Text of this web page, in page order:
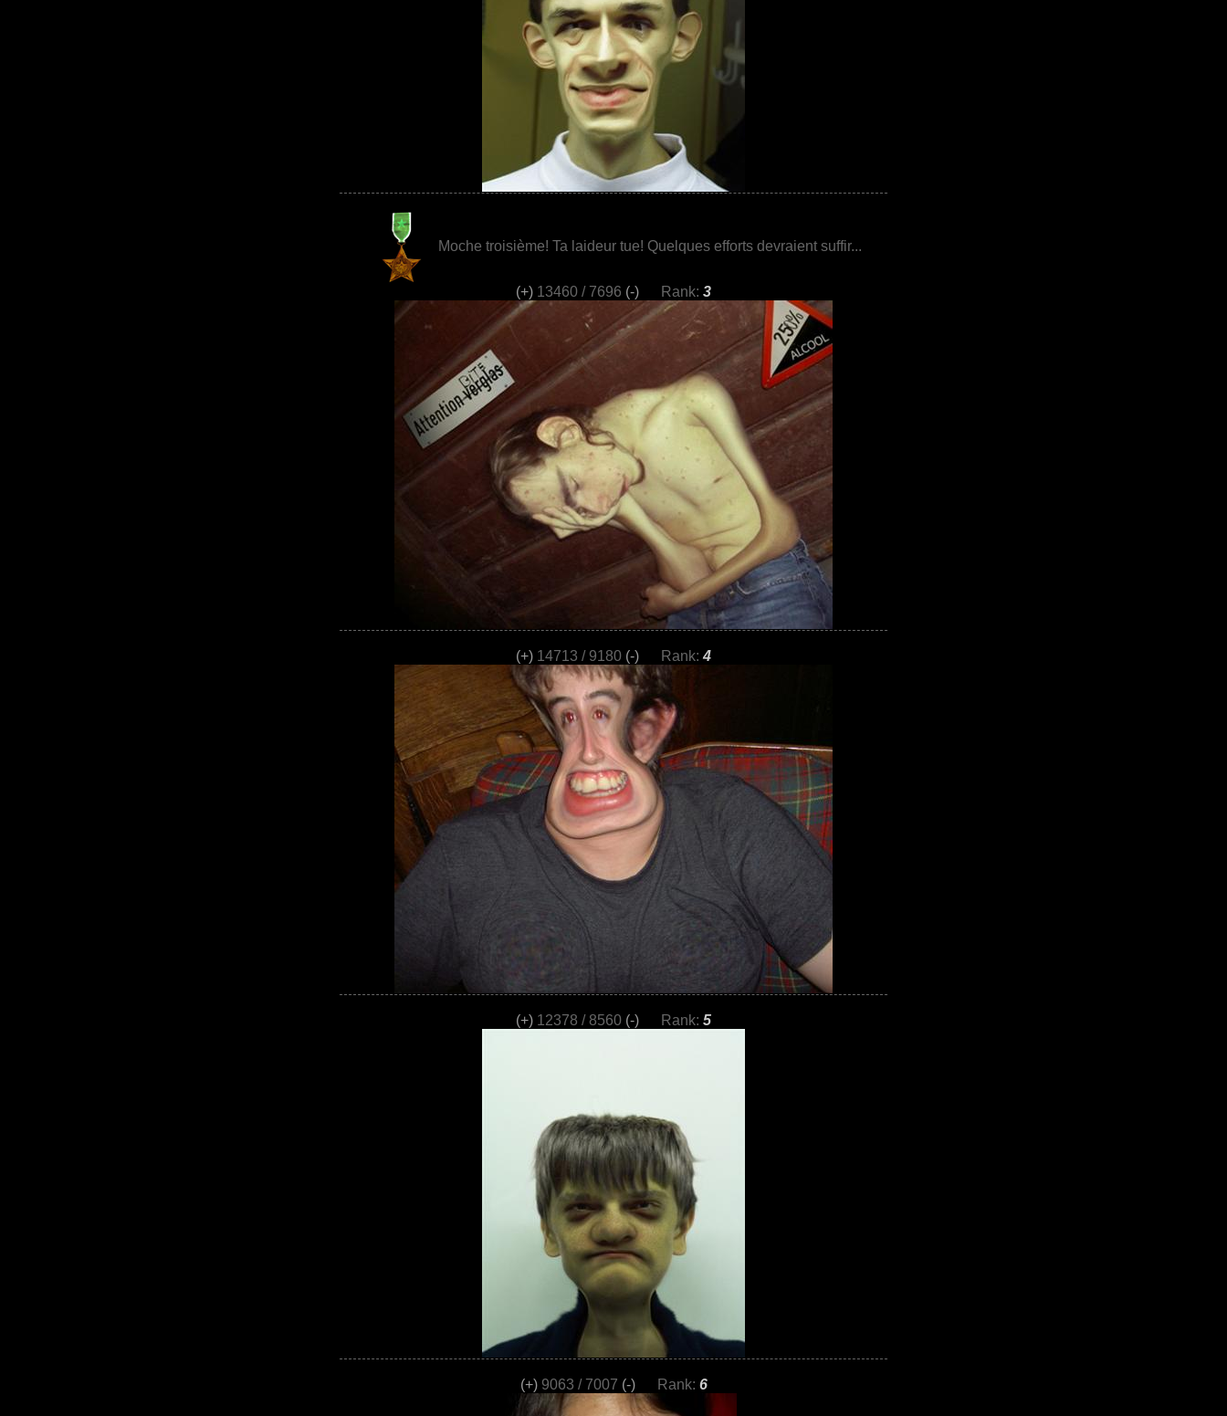
Moche troisième! Ta laideur tue! Quelques efforts devraient suffir...
(+) 13460 / 7696 (-) Rank: 3
(+) 14713 / 9180 (-) Rank:4
(+) 12378 / 8560 (-) Rank: 5
(+)9063 / 7007 (-)Rank: 6